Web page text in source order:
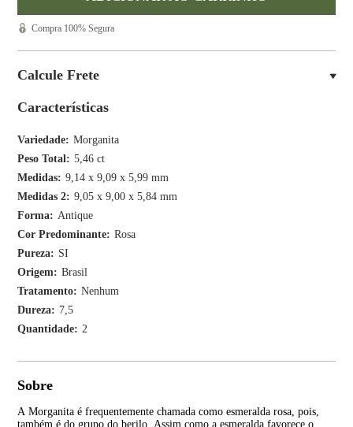
Características
Variedade
Morganita
Peso Total
5,46 ct
Medidas
9,14 x 9,09 x 5,99 mm
Medidas 2
9,05 x 9,00 x 5,84 mm
Forma
Antique
Cor Predominante
Rosa
Pureza
SI
Origem
Brasil
Tratamento
Nenhum
Dureza
7,5
Quantidade
2
Sobre
A Morganita é frequentemente chamada como esmeralda rosa, pois,
também é do grupo do berilo. Assim como a esmeralda favorece o
Compra 100% Segura
Calcule Frete